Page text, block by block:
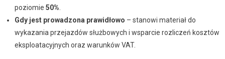
poziomie 50%
Gdy jest prowadzona prawidłowo – stanowi materiał do
wykazania przejazdów służbowych i wsparcie rozliczeń kosztów
eksploatacyjnych oraz warunków VAT.